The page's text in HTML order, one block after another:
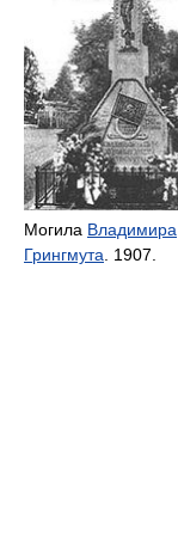
Могила Владимира
Грингмута. 1907.